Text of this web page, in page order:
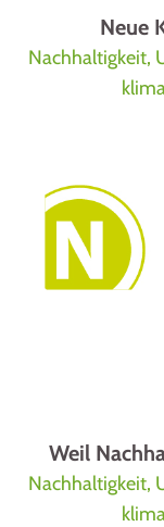
Neue
Nachhaltigkeit,
Weil
Nachhaltigkeit,